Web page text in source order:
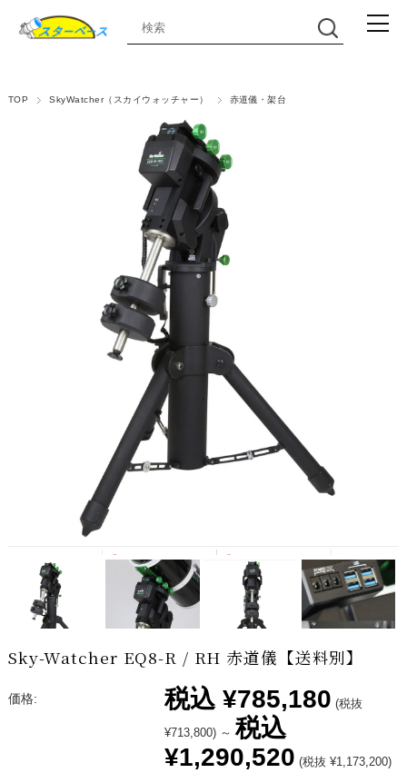
TOP SkyWatcher（スカイウォッチャー） 赤道儀・架台
Sky-Watcher EQ8-R / RH 赤道儀【送料別】
価格: 税込 ¥785,180 (税抜
¥713,800) ～ 税込
¥1,290,520 (税抜 ¥1,173,200)